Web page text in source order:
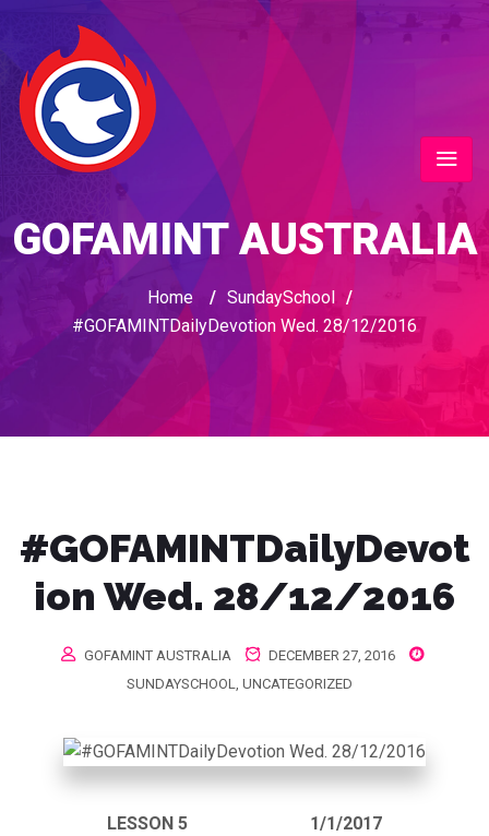
GOFAMINT AUSTRALIA
Home / SundaySchool /
#GOFAMINTDailyDevotion Wed. 28/12/2016
#GOFAMINTDailyDevot
ion Wed. 28/12/2016
GOFAMINT AUSTRALIA
DECEMBER 27, 2016
SUNDAYSCHOOL, UNCATEGORIZED
LESSON 5 1/1/2017